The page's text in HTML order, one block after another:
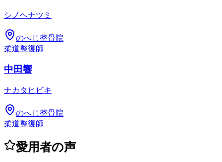
シノヘナツミ
のへじ整骨院
柔道整復師
中田響
ナカタヒビキ
のへじ整骨院
柔道整復師
愛用者の声